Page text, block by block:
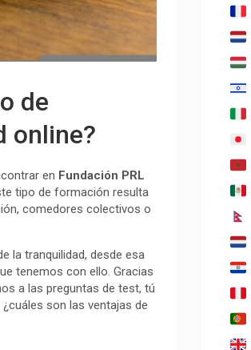
de
online?
en Fundación PRL
tipo de formación resulta
comedores colectivos o
la tranquilidad, desde esa
tenemos con ello. Gracias
a las preguntas de test, tú
¿cuáles son las ventajas de